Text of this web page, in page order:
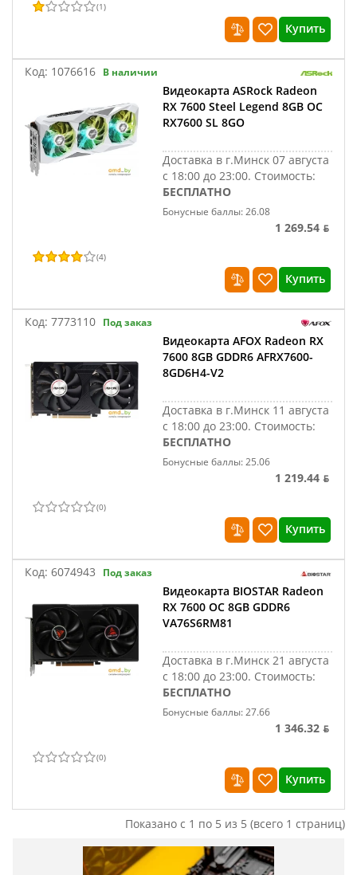
(1)
Купить
Код: 1076616 В наличии
Видеокарта ASRock Radeon
RX 7600 Steel Legend 8GB OC
RX7600 SL 8GO
Доставка в г.Минск 07 августа
с 18:00 до 23:00. Стоимость:
БЕСПЛАТНО
Бонусные баллы: 26.08
1 269.54 ƃ
(4)
Купить
Код: 7773110 Под заказ
Видеокарта AFOX Radeon RX
7600 8GB GDDR6 AFRX7600-
8GD6H4-V2
Доставка в г.Минск 11 августа
с 18:00 до 23:00. Стоимость:
БЕСПЛАТНО
Бонусные баллы: 25.06
1 219.44 ƃ
(0)
Купить
Код: 6074943 Под заказ
Видеокарта BIOSTAR Radeon
RX 7600 OC 8GB GDDR6
VA76S6RM81
Доставка в г.Минск 21 августа
с 18:00 до 23:00. Стоимость:
БЕСПЛАТНО
Бонусные баллы: 27.66
1 346.32 ƃ
(0)
Купить
Показано с 1 по 5 из 5 (всего 1 страниц)